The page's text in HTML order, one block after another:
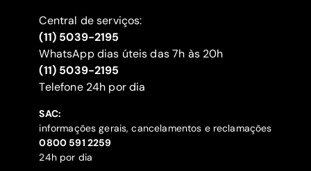
Central de serviços:
(11) 5039-2195
WhatsApp dias úteis das 7h às 20h
(11) 5039-2195
‍Telefone 24h por dia
SAC:
informações gerais, cancelamentos e reclamações
‍0800 591 2259
24h por dia